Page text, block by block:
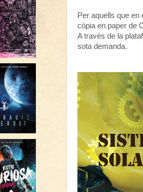
Per aquells que
còpia en paper de
A través de la
sota demanda.